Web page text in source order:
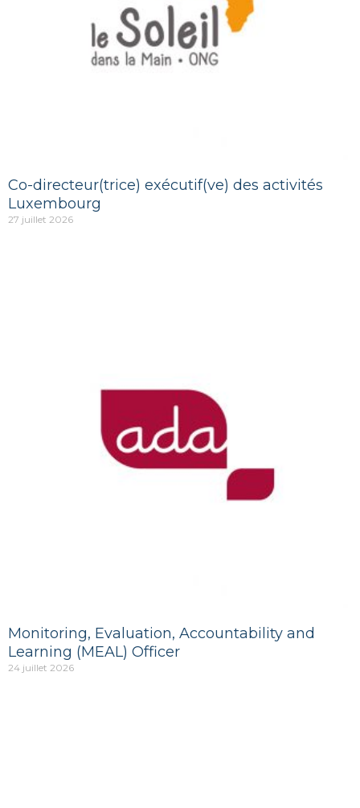
Co-directeur(trice) exécutif(ve) des activités
Luxembourg
27 juillet 2026
Monitoring, Evaluation, Accountability and
Learning (MEAL) Officer
24 juillet 2026